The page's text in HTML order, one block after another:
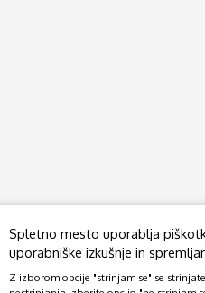
Spletno mesto uporablja
uporabniške izkušnje in
Z izborom opcije "strinjam se" se